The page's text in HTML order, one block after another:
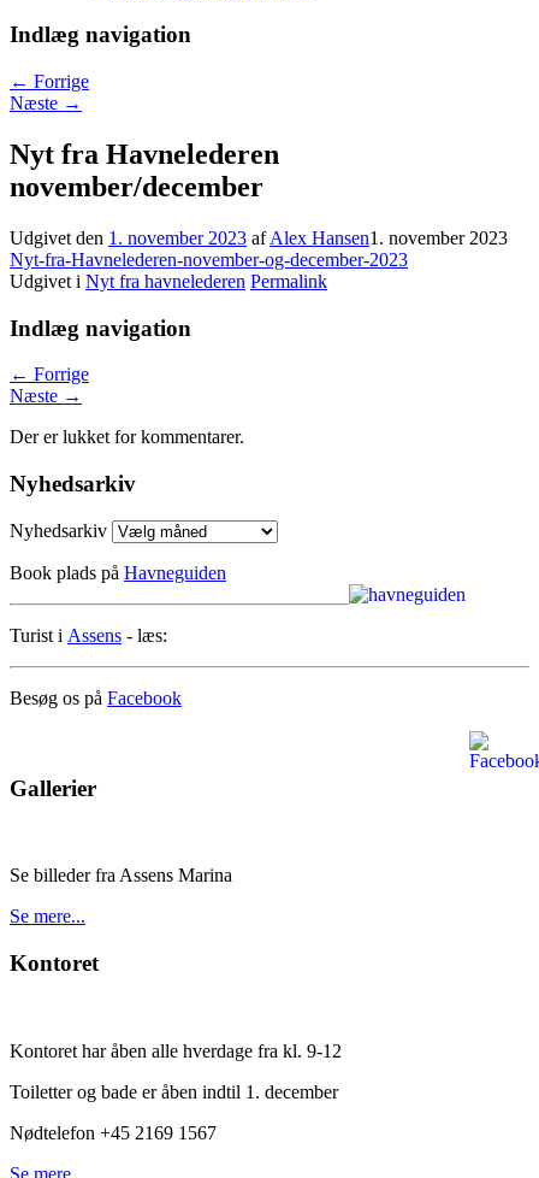
Indlæg navigation
← Forrige
Næste →
Nyt fra Havnelederen
november/december
Udgivet den 1. november 2023 afAlex Hansen1. november 2023
Nyt-fra-Havnelederen-november-og-december-2023
Udgivet i Nyt fra havnelederen Permalink
Indlæg navigation
← Forrige
Næste →
Der er lukket for kommentarer.
Nyhedsarkiv
Nyhedsarkiv
Book plads på Havneguiden
Turist i Assens - læs:
Besøg os på Facebook
Gallerier
Se billeder fra Assens Marina
Se mere...
Kontoret
Kontoret har åben alle hverdage fra kl. 9-12
Toiletter og bade er åben indtil 1. december
Nødtelefon +45 2169 1567
Se mere...